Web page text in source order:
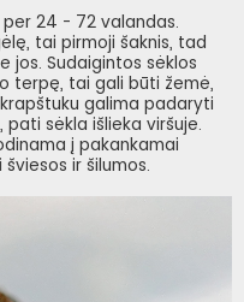
24 - 72 valandas.
tai pirmoji šaknis, tad
jos. Sudaigintos sėklos
terpę, tai gali būti žemė,
galima padaryti
sėkla išlieka viršuje.
į pakankamai
ir šilumos.